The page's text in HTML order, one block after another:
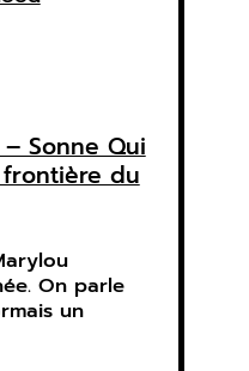
Sonne Qui
du
On parle
un